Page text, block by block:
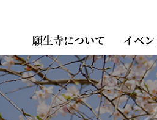
願生寺について イベン